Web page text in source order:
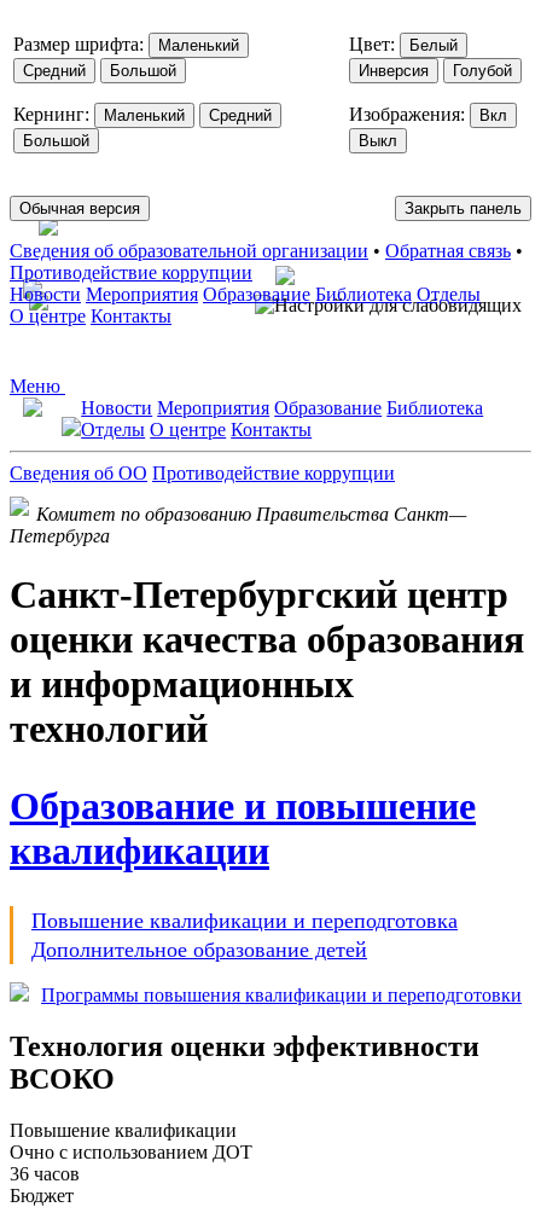
Размер шрифта:
Маленький
Средний
Большой
Кернинг: Маленький
Средний
Большой
Цвет:
Белый
Инверсия
Голубой
Изображения:
Вкл
Выкл
Обычная версия Закрыть панель
Сведения об образовательной организации • Обратная связь •
Противодействие коррупции
Новости Мероприятия Образование Библиотека Отделы
О центре Контакты
Меню
Новости Мероприятия Образование Библиотека
Отделы О центре Контакты
Сведения об ОО Противодействие коррупции
Комитет по образованию Правительства Санкт—
Петербурга
Санкт-Петербургский центр
оценки качества образования
и информационных
технологий
Образование и повышение
квалификации
Повышение квалификации и переподготовка
Дополнительное образование детей
Программы повышения квалификации и переподготовки
Технология оценки эффективности
ВСОКО
Повышение квалификации
Очно с использованием ДОТ
36 часов
Бюджет